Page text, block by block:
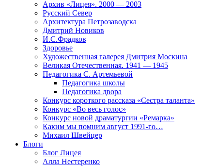
Архив «Лицея». 2000 — 2003
Русский Север
Архитектура Петрозаводска
Дмитрий Новиков
И.С.Фрадков
Здоровье
Художественная галерея Дмитрия Москина
Великая Отечественная. 1941 — 1945
Педагогика С. Артемьевой
Педагогика школы
Педагогика двора
Конкурс короткого рассказа «Сестра таланта»
Конкурс «Во весь голос»
Конкурс новой драматургии «Ремарка»
Каким мы помним август 1991-го…
Михаил Швейцер
Блоги
Блог Лицея
Алла Нестеренко